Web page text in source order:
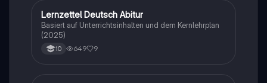
Deutsch
Lernzettel Deutsch Abitur
Basiert auf Unterrichtsinhalten und dem Kernlehrplan
(2025)
10 649 9